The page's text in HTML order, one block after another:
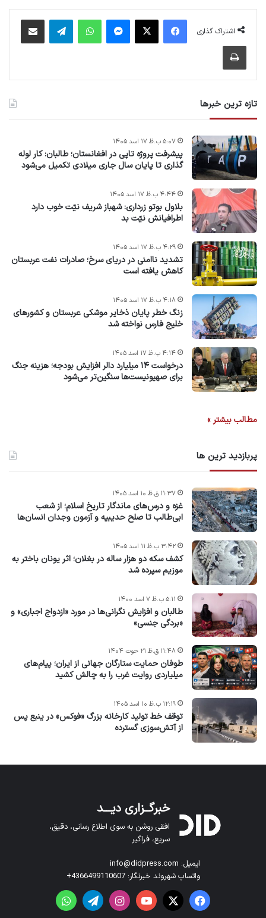
اشتراک گذاری
فیس بوک پیام رسان واتس آپ
تازه ترین خبرها
پیشرفت پروژه‌ تاپی در افغانستان؛ طالبان: کار لوله
گذاری تا پایان سال جاری میلادی تکمیل می‌شود
۵:۰۷ ب.ظ ۱۷ اسد ۱۴۰۵
بلاول بوتو زرداری: شهباز شریف نیّت خوب دارد
اطرافیانش نیّت بد
۴:۴۴ ب.ظ ۱۷ اسد ۱۴۰۵
تشدید ناامنی در دریای سرخ؛ صادرات نفت عربستان
کاهش یافته است
۴:۲۹ ب.ظ ۱۷ اسد ۱۴۰۵
زنگ خطر پایان ذخایر موشکی عربستان و کشورهای
خلیج فارس نواخته شد
۴:۱۸ ب.ظ ۱۷ اسد ۱۴۰۵
درخواست ۱۴ میلیارد دالر افزایش بودجه؛ هزینه جنگ
برای صهیونیست‌ها سنگین‌تر می‌شود
۴:۱۴ ب.ظ ۱۷ اسد ۱۴۰۵
مطالب بیشتر »
پربازدید ترین ها
غزه و درس‌های ماندگار تاریخ اسلام؛ از شعب
ابی‌طالب تا صلح حدیبیه و آزمون وجدان انسان‌ها
۱۱:۳۷ ق.ظ ۱۰ اسد ۱۴۰۵
کشف سکه دو هزار ساله در بغلان؛ اثر یونان باختر به
موزیم سپرده شد
۳:۴۲ ب.ظ ۱۱ اسد ۱۴۰۵
طالبان و افزایش نگرانی‌ها در مورد «ازدواج اجباری» و
«بردگی جنسی»
۵:۱۱ ب.ظ ۷ اسد ۱۴۰۰
طوفان حمایت ستارگان جهانی از ایران؛ پیام‌های
میلیاردی روایت غرب را به چالش کشید
۱۱:۴۸ ق.ظ ۲۱ حوت ۱۴۰۴
توقف خط تولید کارخانه بزرگ «فوکس» در ینبع پس
از آتش‌سوزی گسترده
۱۲:۱۹ ب.ظ ۱۰ اسد ۱۴۰۵
خبرگــزاری دیـــد
افقی روشن به سوی اطلاع رسانی، دقیق،
سریع، فراگیر
ایمیل: info@didpress.com
واتساپ شهروند خبرنگار: 4366499110607+
فیس بوک X یوتیوباینستاگرامتلگرامواتس آپ